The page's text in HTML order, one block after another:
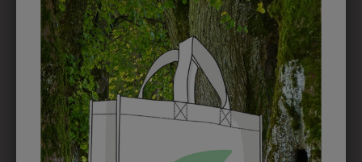
einsetzbar und beim Sticken wieder ab 1 Stück
möglich.
DRUCK
Perfekt für große Logos und für kleine Details, jedoch
kostet jede Farbe extra und ist erst ab 12 Stück
möglich. Waschbar bis zu 60°C.